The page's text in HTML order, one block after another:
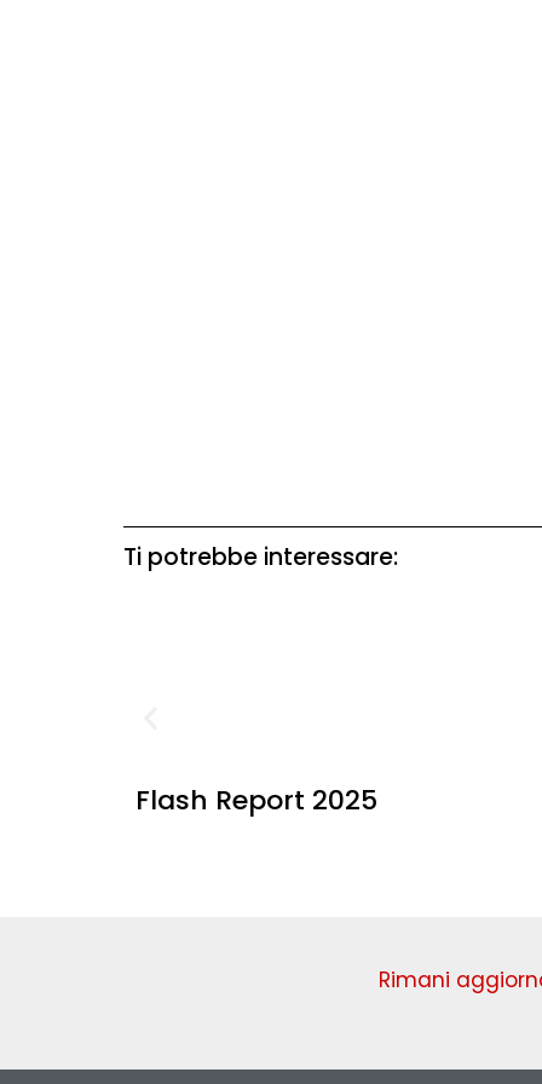
Ti potrebbe interessare:
Flash Report 2025
Rimani